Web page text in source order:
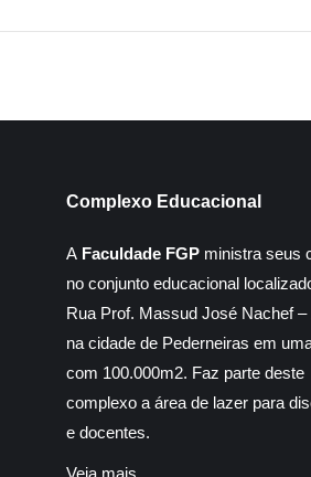
Complexo Educacional
A Faculdade FGP ministra seus
no conjunto educacional
Rua Prof. Massud José Nachef –
na cidade de Pederneiras em
com 100.000m2. Faz parte deste
complexo a área de lazer para
e docentes.
Veja mais…